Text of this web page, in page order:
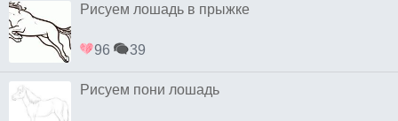
Рисуем лошадь в прыжке
96 39
Рисуем пони лошадь